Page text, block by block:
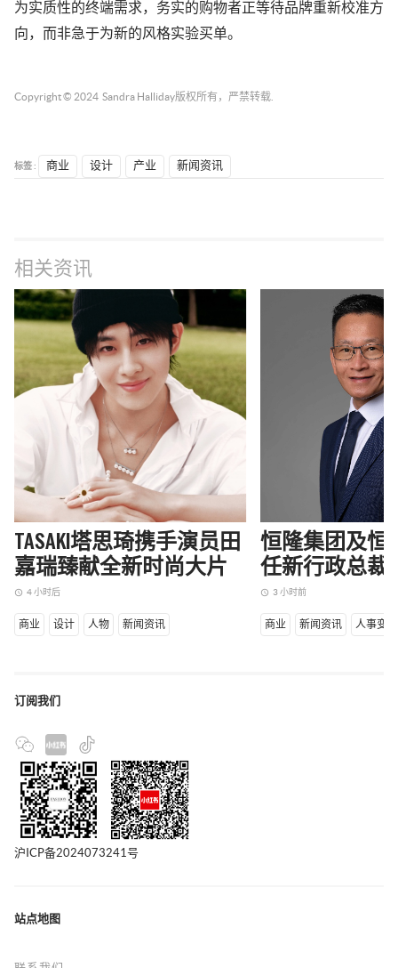
为实质性的终端需求，务实的购物者正等待品牌重新校准方
向，而非急于为新的风格实验买单。
Copyright © 2024 Sandra Halliday版权所有，严禁转载.
标签 : 商业 设计 产业 新闻资讯
相关资讯
TASAKI塔思琦携手演员田
嘉瑞臻献全新时尚大片
access_time 4 小时后
商业 设计 人物 新闻资讯
恒隆集团及恒
任新行政总裁
access_time 3 小时前
商业 新闻资讯 人事变动
订阅我们
沪ICP备2024073241号
站点地图